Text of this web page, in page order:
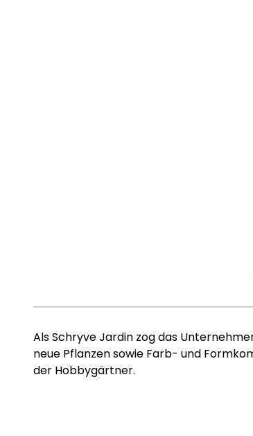
Als Schryve Jardin zog das
neue Pflanzen sowie Farb- und
der Hobbygärtner.